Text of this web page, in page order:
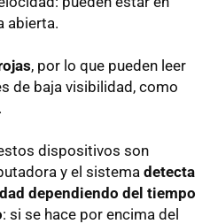
abierta.
, por lo que pueden leer
de baja visibilidad, como
dispositivos son
y el sistema detecta
dependiendo del tiempo
: si se hace por encima del